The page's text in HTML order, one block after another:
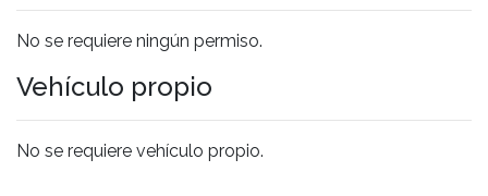
No se requiere ningún permiso.
Vehículo propio
No se requiere vehículo propio.